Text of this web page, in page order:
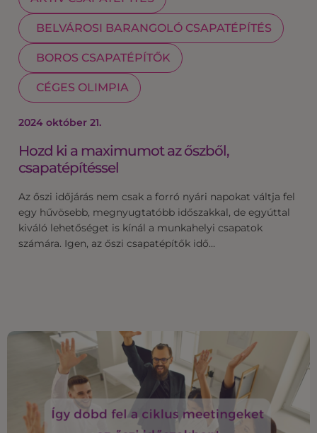
BELVÁROSI BARANGOLÓ CSAPATÉPÍTÉS
BOROS CSAPATÉPÍTŐK
CÉGES OLIMPIA
2024 október 21.
Hozd ki a maximumot az őszből,
csapatépítéssel
Az őszi időjárás nem csak a forró nyári napokat váltja fel
egy hűvösebb, megnyugtatóbb időszakkal, de egyúttal
kiváló lehetőséget is kínál a munkahelyi csapatok
számára. Igen, az őszi csapatépítők idő…